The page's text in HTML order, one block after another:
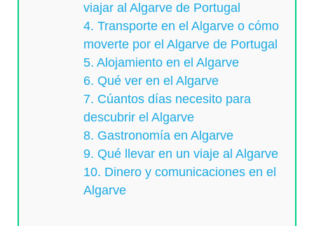
viajar al Algarve de Portugal
4. Transporte en el Algarve o cómo
moverte por el Algarve de Portugal
5. Alojamiento en el Algarve
6. Qué ver en el Algarve
7. Cúantos días necesito para
descubrir el Algarve
8. Gastronomía en Algarve
9. Qué llevar en un viaje al Algarve
10. Dinero y comunicaciones en el
Algarve